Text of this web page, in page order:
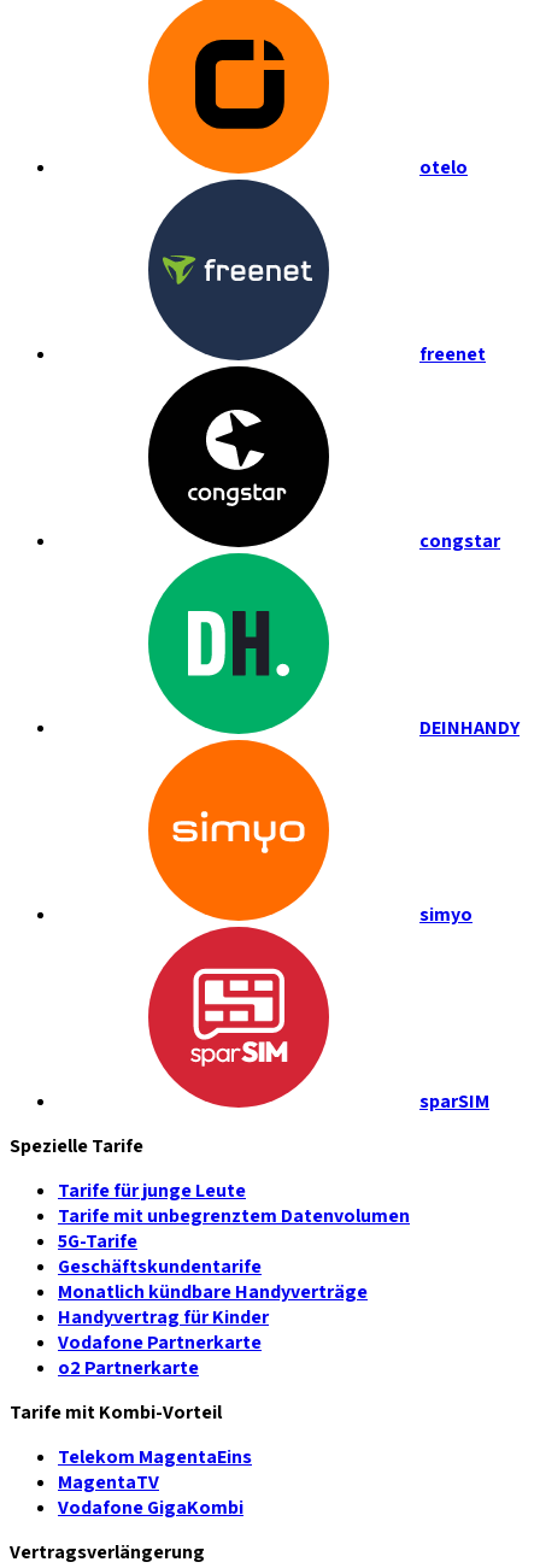
otelo
freenet
congstar
DEINHANDY
simyo
sparSIM
Spezielle Tarife
Tarife für junge Leute
Tarife mit unbegrenztem Datenvolumen
5G-Tarife
Geschäftskundentarife
Monatlich kündbare Handyverträge
Handyvertrag für Kinder
Vodafone Partnerkarte
o2 Partnerkarte
Tarife mit Kombi-Vorteil
Telekom MagentaEins
MagentaTV
Vodafone GigaKombi
Vertragsverlängerung